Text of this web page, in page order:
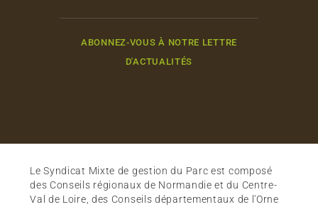
ABONNEZ-VOUS À NOTRE LETTRE
D'ACTUALITÉS
Le Syndicat Mixte de gestion du Parc est composé
des Conseils régionaux de Normandie et du Centre-
Val de Loire, des Conseils départementaux de l'Orne